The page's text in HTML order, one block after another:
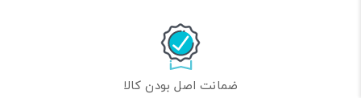
ضمانت اصل بودن کالا